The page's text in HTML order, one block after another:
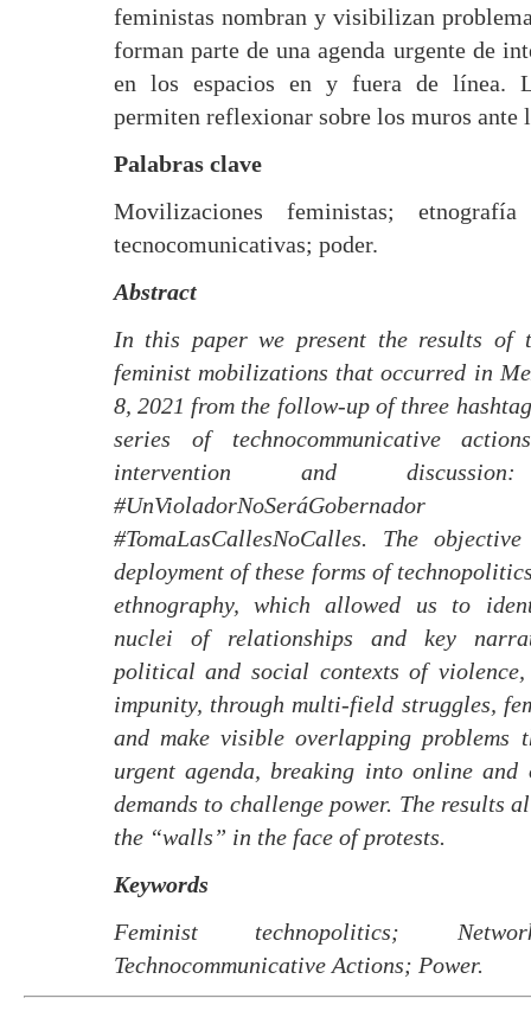
feministas nombran y visibilizan
forman parte de una agenda urgente de
en los espacios en y fuera de línea.
permiten reflexionar sobre los muros ante
Palabras clave
Movilizaciones feministas;
tecnocomunicativas; poder.
Abstract
In this paper we present the results of
feminist mobilizations that occurred in
8, 2021 from the follow-up of three
series of technocommunicative
intervention and discussion:
#TomaLasCallesNoCalles. The
deployment of these forms of
ethnography, which allowed us to
nuclei of relationships and key
political and social contexts of
impunity, through multi-field struggles,
and make visible overlapping
urgent agenda, breaking into online and
demands to challenge power. The results
the “walls” in the face of protests.
Keywords
Feminist technopolitics;
Technocommunicative Actions; Power.